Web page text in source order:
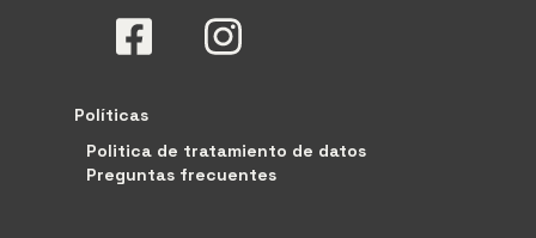
Políticas
Politica de tratamiento de datos
Preguntas frecuentes